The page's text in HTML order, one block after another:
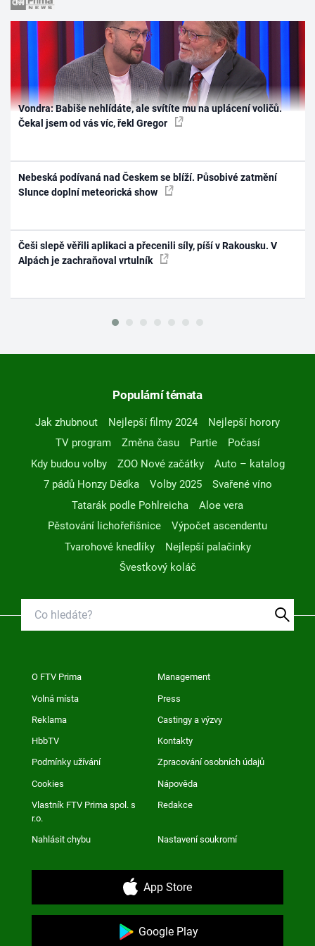
Vondra: Babiše nehlídáte, ale svítíte mu na uplácení voličů.
Čekal jsem od vás víc, řekl Gregor
Nebeská podívaná nad Českem se blíží. Působivé zatmění
Slunce doplní meteorická show
Češi slepě věřili aplikaci a přecenili síly, píší v Rakousku. V
Alpách je zachraňoval vrtulník
Populární témata
Jak zhubnout Nejlepší filmy 2024
Nejlepší horory
TV program
Změna času Partie
Počasí
Kdy budou volby
ZOO Nové začátky
Auto – katalog
7 pádů Honzy Dědka
Volby 2025
Svařené víno
Tatarák podle Pohlreicha
Aloe vera
Pěstování lichořeřišnice
Výpočet ascendentu
Tvarohové knedlíky
Nejlepší palačinky
Švestkový koláč
O FTV Prima Management
Volná místa Press
Reklama Castingy a výzvy
HbbTV Kontakty
Podmínky užívání Zpracování osobních údajů
Cookies Nápověda
Vlastník FTV Prima spol. s
r.o.
Redakce
Nahlásit chybu Nastavení soukromí
App Store
Google Play